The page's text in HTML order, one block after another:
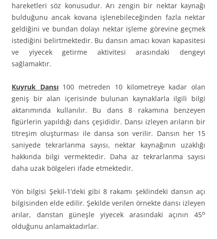
hareketleri söz konusudur. Arı zengin bir nektar kaynağı
bulduğunu ancak kovana işlenebileceğinden fazla nektar
geldiğini ve bundan dolayı nektar işleme görevine geçmek
istediğini belirtmektedir. Bu dansın amacı kovan kapasitesi
ve yiyecek getirme aktivitesi arasındaki dengeyi
sağlamaktır.
Kuyruk Dansı100 metreden 10 kilometreye kadar olan
geniş bir alan içerisinde bulunan kaynaklarla ilgili bilgi
aktarımında kullanılır. Bu dans 8 rakamına benzeyen
figürlerin yapıldığı dans çeşididir. Dansı izleyen arıların bir
titreşim oluşturması ile dansa son verilir. Dansın her 15
saniyede tekrarlanma sayısı, nektar kaynağının uzaklığı
hakkında bilgi vermektedir. Daha az tekrarlanma sayısı
daha uzak bölgeleri ifade etmektedir.
Yön bilgisi Şekil-1’deki gibi 8 rakamı şeklindeki dansın açı
bilgisinden elde edilir. Şekilde verilen örnekte dansı izleyen
arılar, danstan güneşle yiyecek arasındaki açının 45o
olduğunu anlamaktadırlar.